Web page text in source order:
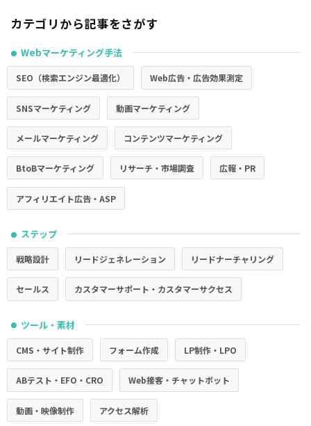
カテゴリから記事をさがす
● Webマーケティング手法
SEO（検索エンジン最適化） Web広告・広告効果測定
SNSマーケティング 動画マーケティング
メールマーケティング コンテンツマーケティング
BtoBマーケティング リサーチ・市場調査 広報・PR
アフィリエイト広告・ASP
● ステップ
戦略設計 リードジェネレーション リードナーチャリング
セールス カスタマーサポート・カスタマーサクセス
● ツール・素材
CMS・サイト制作 フォーム作成 LP制作・LPO
ABテスト・EFO・CRO Web接客・チャットボット
動画・映像制作 アクセス解析